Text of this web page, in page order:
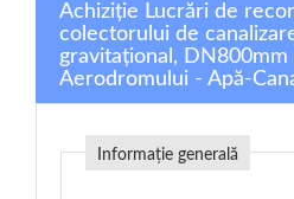
Achiziție Lucrări de
colectorului de
gravitațional, DN800mm
Aerodromului - Apă-
Informație generală